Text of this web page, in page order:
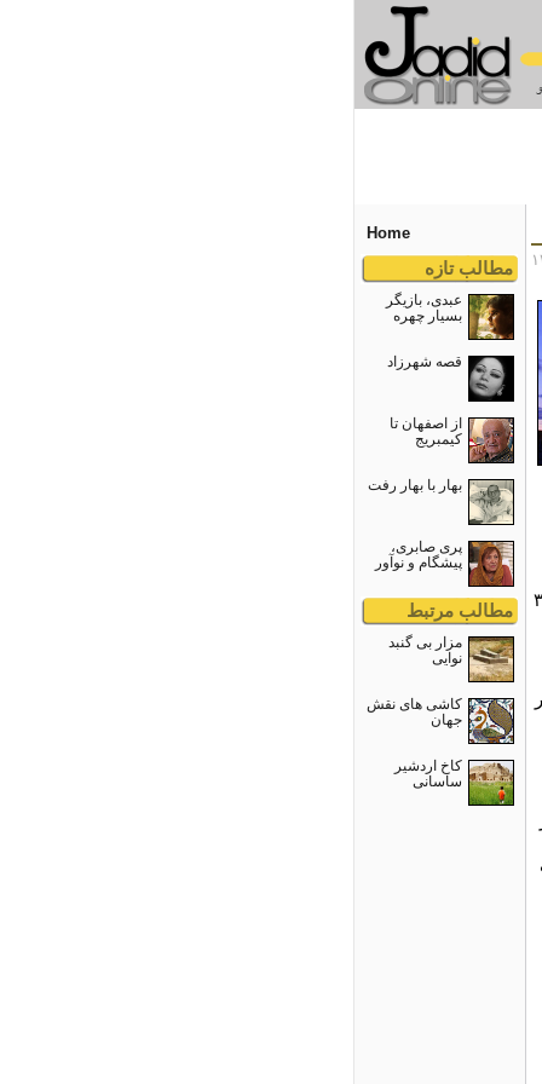
Home
مطالب تازه
عبدی، بازیگر
بسیار چهره
قصه شهرزاد
از اصفهان تا
کیمبریج
بهار با بهار رفت
پری صابری،
پیشگام و نوآور
مطالب مرتبط
مزار بی گنبد
نوایی
کاشی های نقش
جهان
کاخ اردشیر
ساسانی
علف به بلندی ۳۰